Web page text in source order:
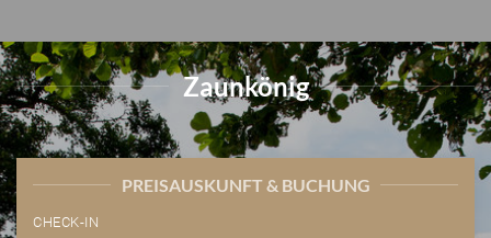
Zaunkönig
PREISAUSKUNFT & BUCHUNG
CHECK-IN